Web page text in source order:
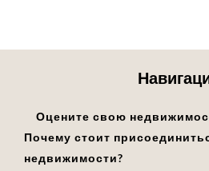
Оцените свою
Почему стоит
недвижимости?